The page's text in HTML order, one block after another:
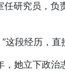
究员，负
段经历，直
立下政治